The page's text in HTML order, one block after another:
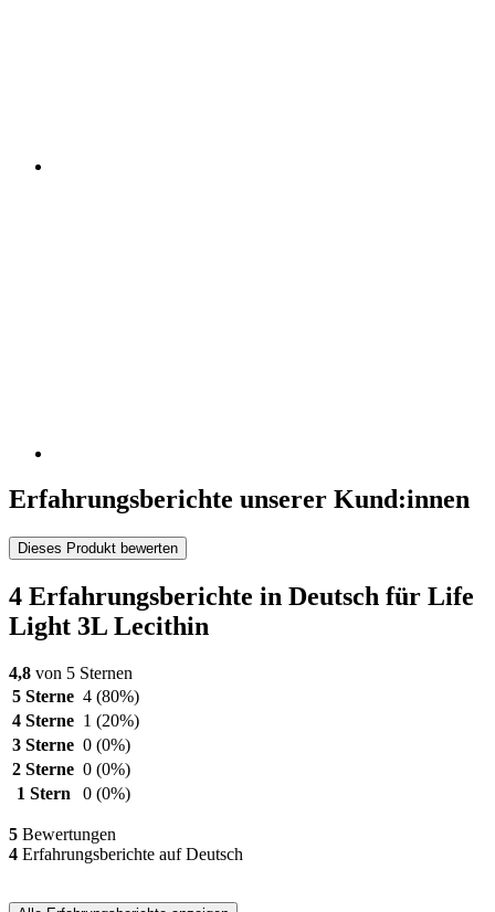
Erfahrungsberichte unserer Kund:innen
Dieses Produkt bewerten
4 Erfahrungsberichte in Deutsch für Life
Light 3L Lecithin
4,8 von 5 Sternen
5 Sterne 4 (80%)
4 Sterne 1 (20%)
3 Sterne 0 (0%)
2 Sterne 0 (0%)
1 Stern
0 (0%)
5 Bewertungen
4 Erfahrungsberichte auf Deutsch